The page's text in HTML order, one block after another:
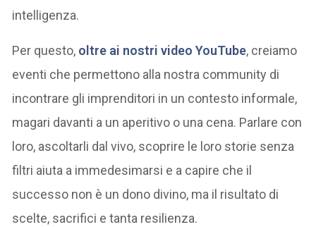
intelligenza.
Per questo, oltre ai nostri video YouTube, creiamo
eventi che permettono alla nostra community di
incontrare gli imprenditori in un contesto informale,
magari davanti a un aperitivo o una cena. Parlare con
loro, ascoltarli dal vivo, scoprire le loro storie senza
filtri aiuta a immedesimarsi e a capire che il
successo non è un dono divino, ma il risultato di
scelte, sacrifici e tanta resilienza.